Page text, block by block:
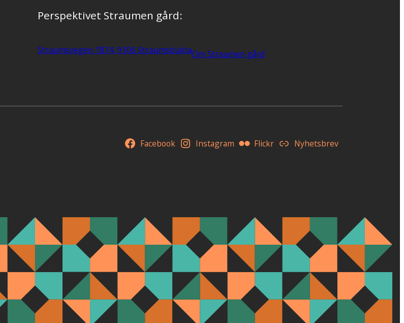
Perspektivet Straumen gård:
Straumsvegen 1874, 9106 StraumsbuktaOm Straumen gård
Facebook Instagram Flickr Nyhetsbrev